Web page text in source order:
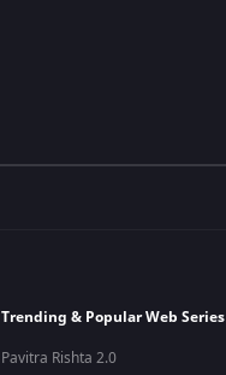
Trending & Popular Web Series
Pavitra Rishta 2.0